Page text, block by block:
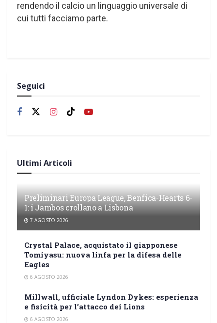
rendendo il calcio un linguaggio universale di
cui tutti facciamo parte.
Seguici
Ultimi Articoli
Preliminari Europa League, Benfica-Hearts 6-
1: i Jambos crollano a Lisbona
7 AGOSTO 2026
Crystal Palace, acquistato il giapponese
Tomiyasu: nuova linfa per la difesa delle
Eagles
6 AGOSTO 2026
Millwall, ufficiale Lyndon Dykes: esperienza
e fisicità per l’attacco dei Lions
6 AGOSTO 2026